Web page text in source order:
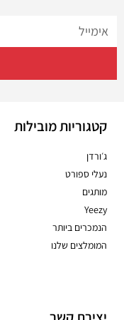
קטגוריות מובילות
ג׳ורדן
נעלי ספורט
מותגים
Yeezy
הנמכרים ביותר
המומלצים שלנו